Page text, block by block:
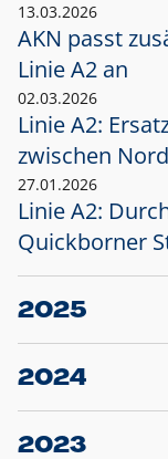
13.03.2026
AKN passt
Linie A2 an
02.03.2026
Linie A2:
zwischen
27.01.2026
Linie A2:
Quickborner
2025
23.12.2025
Projekt S5:
2024
10.12.2024
Großprojekt
2023